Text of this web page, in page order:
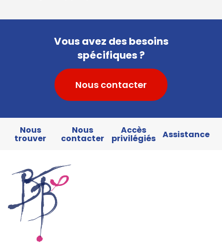
Vous avez des besoins
spécifiques ?
Nous contacter
Nous
trouver
Nous
contacter
Accès
privilégiés Assistance